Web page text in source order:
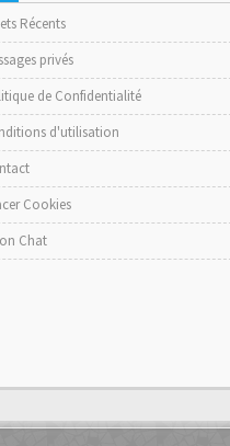
Récents
privés
de Confidentialité
d'utilisation
Cookies
Chat